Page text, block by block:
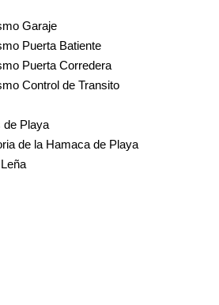
Garaje
Puerta Batiente
Puerta Corredera
Control de Transito
de Playa
de la Hamaca de Playa